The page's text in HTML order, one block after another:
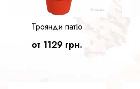
Троянди патіо
от 1129 грн.